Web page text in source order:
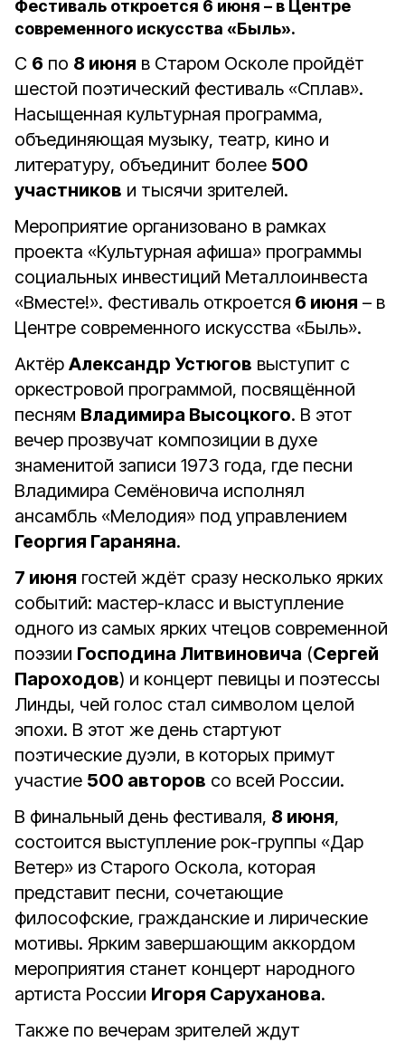
Фестиваль откроется 6 июня – в Центре
современного искусства «Быль».
С 6 по 8 июня в Старом Осколе пройдёт
шестой поэтический фестиваль «Сплав».
Насыщенная культурная программа,
объединяющая музыку, театр, кино и
литературу, объединит более 500
участников и тысячи зрителей.
Мероприятие организовано в рамках
проекта «Культурная афиша» программы
социальных инвестиций Металлоинвеста
«Вместе!». Фестиваль откроется 6 июня – в
Центре современного искусства «Быль».
Актёр Александр Устюгов выступит с
оркестровой программой, посвящённой
песням Владимира Высоцкого. В этот
вечер прозвучат композиции в духе
знаменитой записи 1973 года, где песни
Владимира Семёновича исполнял
ансамбль «Мелодия» под управлением
Георгия Гараняна.
7 июня гостей ждёт сразу несколько ярких
событий: мастер-класс и выступление
одного из самых ярких чтецов современной
поэзии Господина Литвиновича (Сергей
Пароходов) и концерт певицы и поэтессы
Линды, чей голос стал символом целой
эпохи. В этот же день стартуют
поэтические дуэли, в которых примут
участие 500 авторов со всей России.
В финальный день фестиваля, 8 июня,
состоится выступление рок-группы «Дар
Ветер» из Старого Оскола, которая
представит песни, сочетающие
философские, гражданские и лирические
мотивы. Ярким завершающим аккордом
мероприятия станет концерт народного
артиста России Игоря Саруханова.
Также по вечерам зрителей ждут